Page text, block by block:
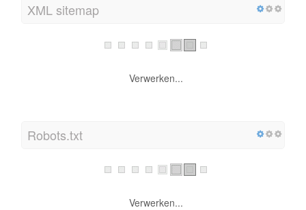
XML sitemap
Verwerken...
Robots.txt
Verwerken...